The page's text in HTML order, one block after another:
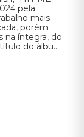
pela
mais
porém
na íntegra, do
do álbum